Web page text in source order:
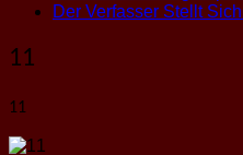
Der Verfasser Stellt
11
11